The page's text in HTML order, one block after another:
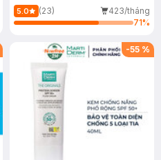
(Mới)
5.0 (23)
423/tháng
71%
-55 %